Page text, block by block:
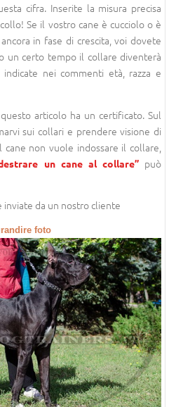
cifra. Inserite la misura precisa
Se il vostro cane è cucciolo o è
in fase di crescita, voi dovete
un certo tempo il collare diventerà
nei commenti età, razza e
articolo ha un certificato. Sul
sui collari e prendere visione di
cane non vuole indossare il collare,
un cane al collare”può
da un nostro cliente
foto